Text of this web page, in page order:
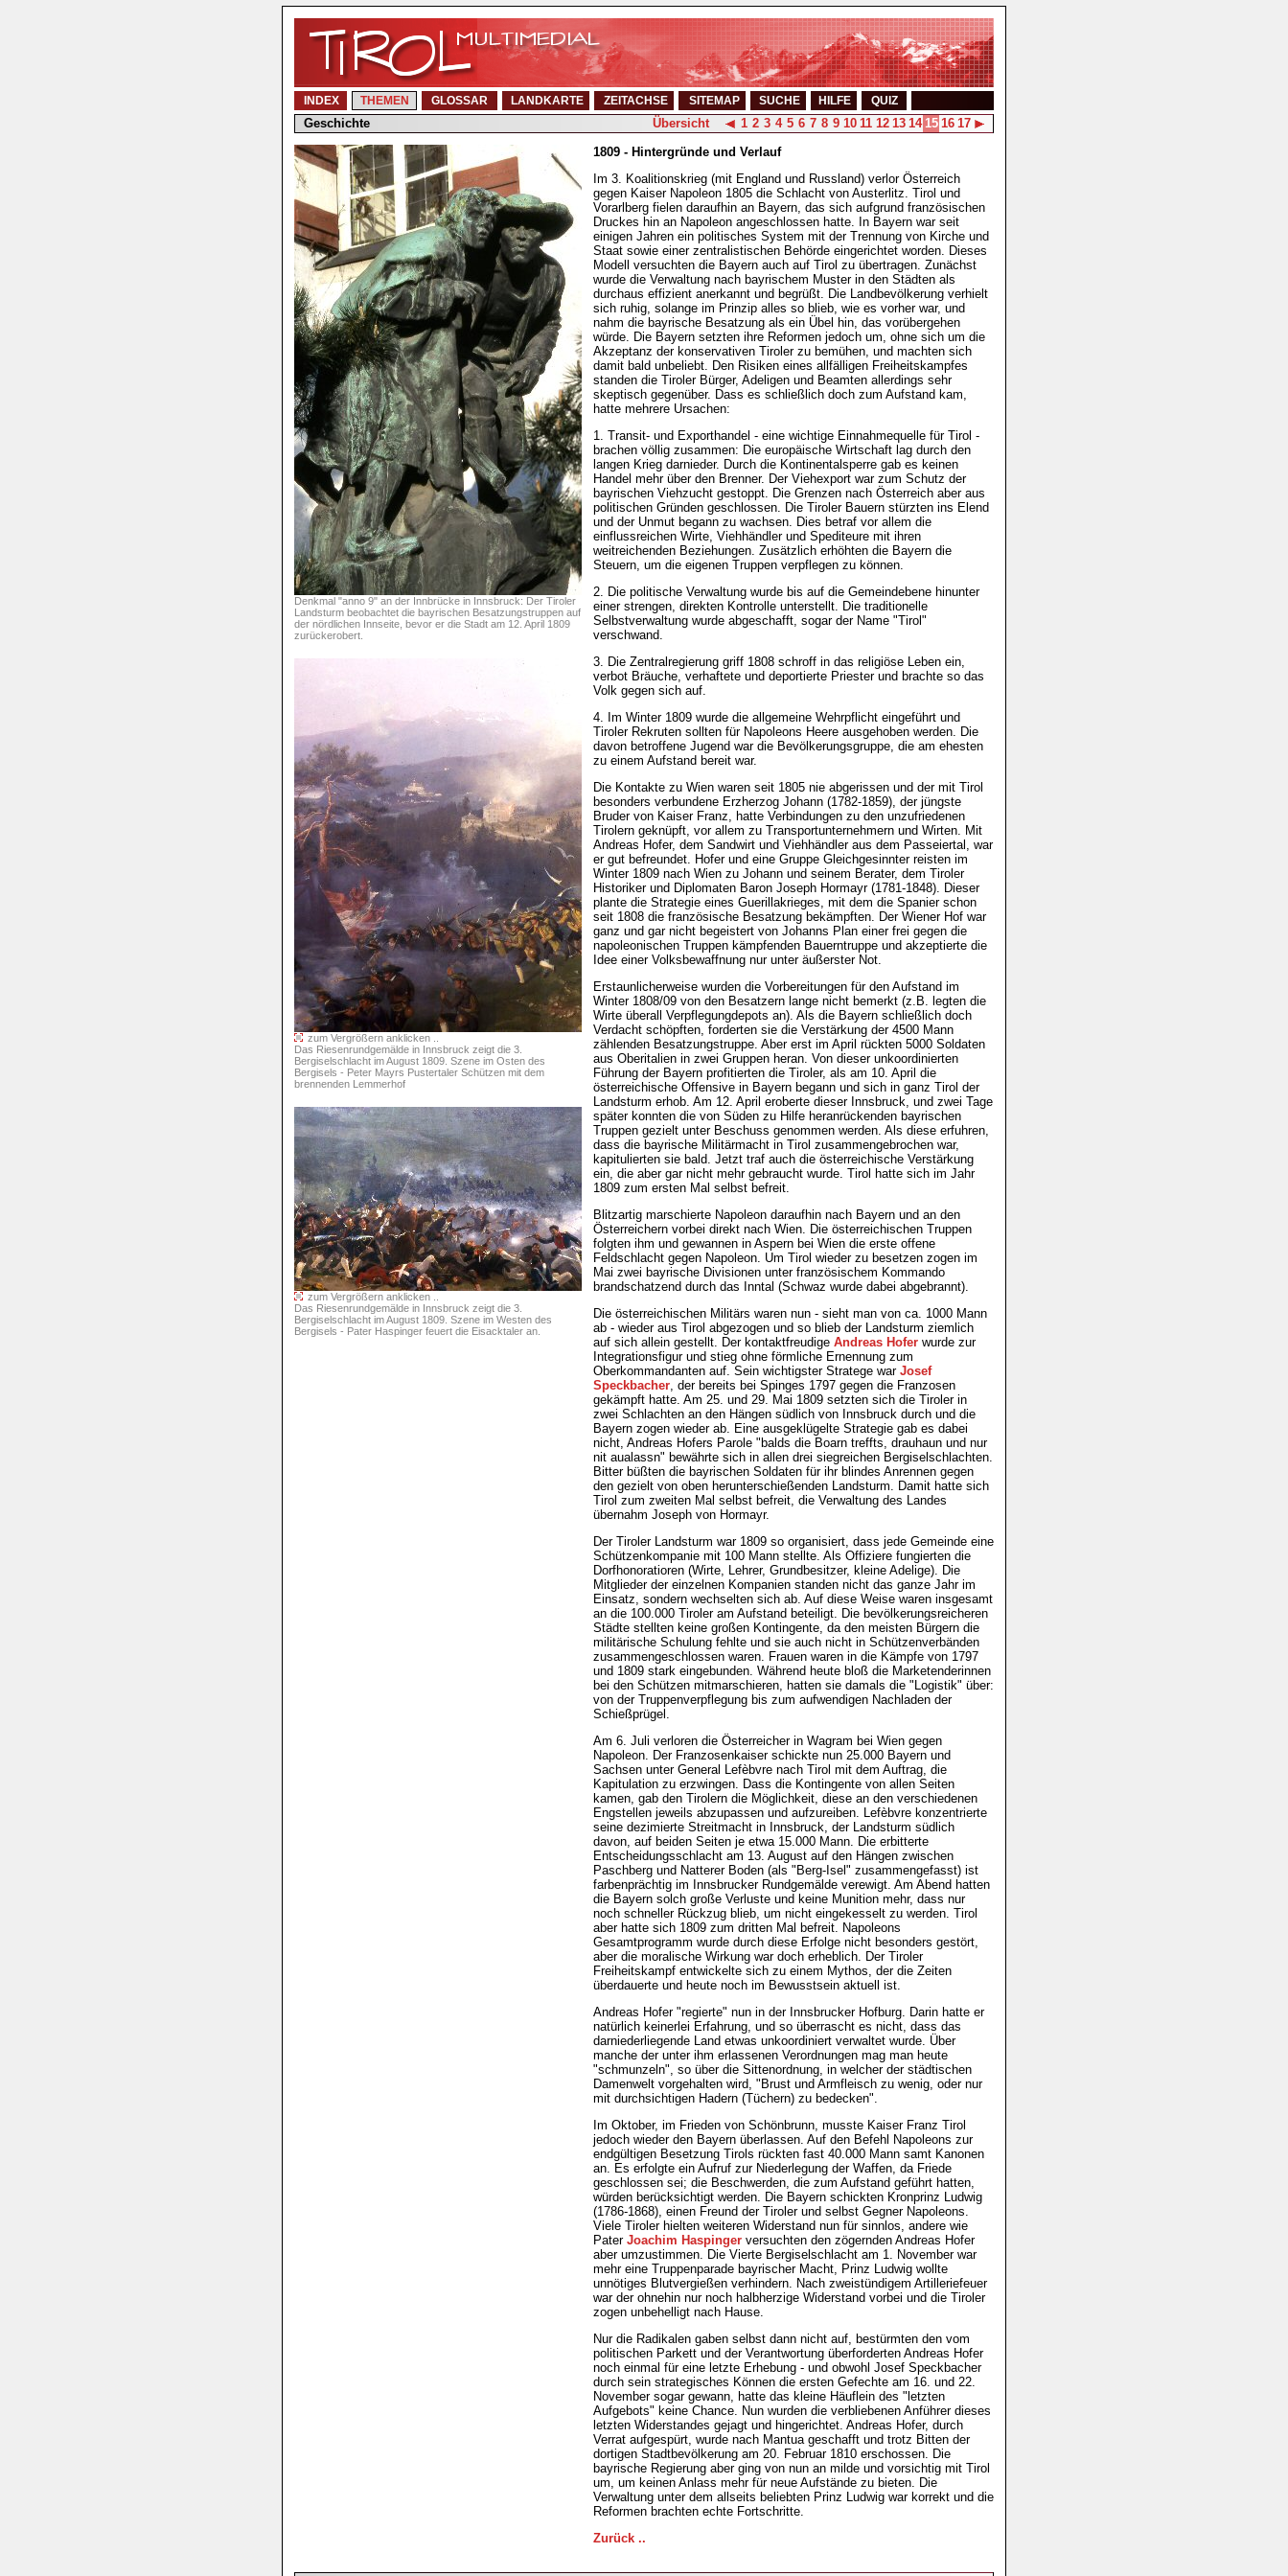
INDEX THEMEN GLOSSAR LANDKARTE ZEITACHSE SITEMAP SUCHE HILFE QUIZ
Geschichte Übersicht 1 2 3 4 5 6 7 8 9 10 11 12 13 14 15 16 17
Denkmal "anno 9" an der Innbrücke in Innsbruck: Der Tiroler
Landsturm beobachtet die bayrischen Besatzungstruppen auf
der nördlichen Innseite, bevor er die Stadt am 12. April 1809
zurückerobert.
zum Vergrößern anklicken ..
Das Riesenrundgemälde in Innsbruck zeigt die 3.
Bergiselschlacht im August 1809. Szene im Osten des
Bergisels - Peter Mayrs Pustertaler Schützen mit dem
brennenden Lemmerhof
zum Vergrößern anklicken ..
Das Riesenrundgemälde in Innsbruck zeigt die 3.
Bergiselschlacht im August 1809. Szene im Westen des
Bergisels - Pater Haspinger feuert die Eisacktaler an.
1809 - Hintergründe und Verlauf
Im 3. Koalitionskrieg (mit England und Russland) verlor Österreich
gegen Kaiser Napoleon 1805 die Schlacht von Austerlitz. Tirol und
Vorarlberg fielen daraufhin an Bayern, das sich aufgrund französischen
Druckes hin an Napoleon angeschlossen hatte. In Bayern war seit
einigen Jahren ein politisches System mit der Trennung von Kirche und
Staat sowie einer zentralistischen Behörde eingerichtet worden. Dieses
Modell versuchten die Bayern auch auf Tirol zu übertragen. Zunächst
wurde die Verwaltung nach bayrischem Muster in den Städten als
durchaus effizient anerkannt und begrüßt. Die Landbevölkerung verhielt
sich ruhig, solange im Prinzip alles so blieb, wie es vorher war, und
nahm die bayrische Besatzung als ein Übel hin, das vorübergehen
würde. Die Bayern setzten ihre Reformen jedoch um, ohne sich um die
Akzeptanz der konservativen Tiroler zu bemühen, und machten sich
damit bald unbeliebt. Den Risiken eines allfälligen Freiheitskampfes
standen die Tiroler Bürger, Adeligen und Beamten allerdings sehr
skeptisch gegenüber. Dass es schließlich doch zum Aufstand kam,
hatte mehrere Ursachen:
1. Transit- und Exporthandel - eine wichtige Einnahmequelle für Tirol -
brachen völlig zusammen: Die europäische Wirtschaft lag durch den
langen Krieg darnieder. Durch die Kontinentalsperre gab es keinen
Handel mehr über den Brenner. Der Viehexport war zum Schutz der
bayrischen Viehzucht gestoppt. Die Grenzen nach Österreich aber aus
politischen Gründen geschlossen. Die Tiroler Bauern stürzten ins Elend
und der Unmut begann zu wachsen. Dies betraf vor allem die
einflussreichen Wirte, Viehhändler und Spediteure mit ihren
weitreichenden Beziehungen. Zusätzlich erhöhten die Bayern die
Steuern, um die eigenen Truppen verpflegen zu können.
2. Die politische Verwaltung wurde bis auf die Gemeindebene hinunter
einer strengen, direkten Kontrolle unterstellt. Die traditionelle
Selbstverwaltung wurde abgeschafft, sogar der Name "Tirol"
verschwand.
3. Die Zentralregierung griff 1808 schroff in das religiöse Leben ein,
verbot Bräuche, verhaftete und deportierte Priester und brachte so das
Volk gegen sich auf.
4. Im Winter 1809 wurde die allgemeine Wehrpflicht eingeführt und
Tiroler Rekruten sollten für Napoleons Heere ausgehoben werden. Die
davon betroffene Jugend war die Bevölkerungsgruppe, die am ehesten
zu einem Aufstand bereit war.
Die Kontakte zu Wien waren seit 1805 nie abgerissen und der mit Tirol
besonders verbundene Erzherzog Johann (1782-1859), der jüngste
Bruder von Kaiser Franz, hatte Verbindungen zu den unzufriedenen
Tirolern geknüpft, vor allem zu Transportunternehmern und Wirten. Mit
Andreas Hofer, dem Sandwirt und Viehhändler aus dem Passeiertal, war
er gut befreundet. Hofer und eine Gruppe Gleichgesinnter reisten im
Winter 1809 nach Wien zu Johann und seinem Berater, dem Tiroler
Historiker und Diplomaten Baron Joseph Hormayr (1781-1848). Dieser
plante die Strategie eines Guerillakrieges, mit dem die Spanier schon
seit 1808 die französische Besatzung bekämpften. Der Wiener Hof war
ganz und gar nicht begeistert von Johanns Plan einer frei gegen die
napoleonischen Truppen kämpfenden Bauerntruppe und akzeptierte die
Idee einer Volksbewaffnung nur unter äußerster Not.
Erstaunlicherweise wurden die Vorbereitungen für den Aufstand im
Winter 1808/09 von den Besatzern lange nicht bemerkt (z.B. legten die
Wirte überall Verpflegungdepots an). Als die Bayern schließlich doch
Verdacht schöpften, forderten sie die Verstärkung der 4500 Mann
zählenden Besatzungstruppe. Aber erst im April rückten 5000 Soldaten
aus Oberitalien in zwei Gruppen heran. Von dieser unkoordinierten
Führung der Bayern profitierten die Tiroler, als am 10. April die
österreichische Offensive in Bayern begann und sich in ganz Tirol der
Landsturm erhob. Am 12. April eroberte dieser Innsbruck, und zwei Tage
später konnten die von Süden zu Hilfe heranrückenden bayrischen
Truppen gezielt unter Beschuss genommen werden. Als diese erfuhren,
dass die bayrische Militärmacht in Tirol zusammengebrochen war,
kapitulierten sie bald. Jetzt traf auch die österreichische Verstärkung
ein, die aber gar nicht mehr gebraucht wurde. Tirol hatte sich im Jahr
1809 zum ersten Mal selbst befreit.
Blitzartig marschierte Napoleon daraufhin nach Bayern und an den
Österreichern vorbei direkt nach Wien. Die österreichischen Truppen
folgten ihm und gewannen in Aspern bei Wien die erste offene
Feldschlacht gegen Napoleon. Um Tirol wieder zu besetzen zogen im
Mai zwei bayrische Divisionen unter französischem Kommando
brandschatzend durch das Inntal (Schwaz wurde dabei abgebrannt).
Die österreichischen Militärs waren nun - sieht man von ca. 1000 Mann
ab - wieder aus Tirol abgezogen und so blieb der Landsturm ziemlich
auf sich allein gestellt. Der kontaktfreudige Andreas Hofer wurde zur
Integrationsfigur und stieg ohne förmliche Ernennung zum
Oberkommandanten auf. Sein wichtigster Stratege war Josef
Speckbacher, der bereits bei Spinges 1797 gegen die Franzosen
gekämpft hatte. Am 25. und 29. Mai 1809 setzten sich die Tiroler in
zwei Schlachten an den Hängen südlich von Innsbruck durch und die
Bayern zogen wieder ab. Eine ausgeklügelte Strategie gab es dabei
nicht, Andreas Hofers Parole "balds die Boarn treffts, drauhaun und nur
nit aualassn" bewährte sich in allen drei siegreichen Bergiselschlachten.
Bitter büßten die bayrischen Soldaten für ihr blindes Anrennen gegen
den gezielt von oben herunterschießenden Landsturm. Damit hatte sich
Tirol zum zweiten Mal selbst befreit, die Verwaltung des Landes
übernahm Joseph von Hormayr.
Der Tiroler Landsturm war 1809 so organisiert, dass jede Gemeinde eine
Schützenkompanie mit 100 Mann stellte. Als Offiziere fungierten die
Dorfhonoratioren (Wirte, Lehrer, Grundbesitzer, kleine Adelige). Die
Mitglieder der einzelnen Kompanien standen nicht das ganze Jahr im
Einsatz, sondern wechselten sich ab. Auf diese Weise waren insgesamt
an die 100.000 Tiroler am Aufstand beteiligt. Die bevölkerungsreicheren
Städte stellten keine großen Kontingente, da den meisten Bürgern die
militärische Schulung fehlte und sie auch nicht in Schützenverbänden
zusammengeschlossen waren. Frauen waren in die Kämpfe von 1797
und 1809 stark eingebunden. Während heute bloß die Marketenderinnen
bei den Schützen mitmarschieren, hatten sie damals die "Logistik" über:
von der Truppenverpflegung bis zum aufwendigen Nachladen der
Schießprügel.
Am 6. Juli verloren die Österreicher in Wagram bei Wien gegen
Napoleon. Der Franzosenkaiser schickte nun 25.000 Bayern und
Sachsen unter General Lefèbvre nach Tirol mit dem Auftrag, die
Kapitulation zu erzwingen. Dass die Kontingente von allen Seiten
kamen, gab den Tirolern die Möglichkeit, diese an den verschiedenen
Engstellen jeweils abzupassen und aufzureiben. Lefèbvre konzentrierte
seine dezimierte Streitmacht in Innsbruck, der Landsturm südlich
davon, auf beiden Seiten je etwa 15.000 Mann. Die erbitterte
Entscheidungsschlacht am 13. August auf den Hängen zwischen
Paschberg und Natterer Boden (als "Berg-Isel" zusammengefasst) ist
farbenprächtig im Innsbrucker Rundgemälde verewigt. Am Abend hatten
die Bayern solch große Verluste und keine Munition mehr, dass nur
noch schneller Rückzug blieb, um nicht eingekesselt zu werden. Tirol
aber hatte sich 1809 zum dritten Mal befreit. Napoleons
Gesamtprogramm wurde durch diese Erfolge nicht besonders gestört,
aber die moralische Wirkung war doch erheblich. Der Tiroler
Freiheitskampf entwickelte sich zu einem Mythos, der die Zeiten
überdauerte und heute noch im Bewusstsein aktuell ist.
Andreas Hofer "regierte" nun in der Innsbrucker Hofburg. Darin hatte er
natürlich keinerlei Erfahrung, und so überrascht es nicht, dass das
darniederliegende Land etwas unkoordiniert verwaltet wurde. Über
manche der unter ihm erlassenen Verordnungen mag man heute
"schmunzeln", so über die Sittenordnung, in welcher der städtischen
Damenwelt vorgehalten wird, "Brust und Armfleisch zu wenig, oder nur
mit durchsichtigen Hadern (Tüchern) zu bedecken".
Im Oktober, im Frieden von Schönbrunn, musste Kaiser Franz Tirol
jedoch wieder den Bayern überlassen. Auf den Befehl Napoleons zur
endgültigen Besetzung Tirols rückten fast 40.000 Mann samt Kanonen
an. Es erfolgte ein Aufruf zur Niederlegung der Waffen, da Friede
geschlossen sei; die Beschwerden, die zum Aufstand geführt hatten,
würden berücksichtigt werden. Die Bayern schickten Kronprinz Ludwig
(1786-1868), einen Freund der Tiroler und selbst Gegner Napoleons.
Viele Tiroler hielten weiteren Widerstand nun für sinnlos, andere wie
Pater Joachim Haspinger versuchten den zögernden Andreas Hofer
aber umzustimmen. Die Vierte Bergiselschlacht am 1. November war
mehr eine Truppenparade bayrischer Macht, Prinz Ludwig wollte
unnötiges Blutvergießen verhindern. Nach zweistündigem Artilleriefeuer
war der ohnehin nur noch halbherzige Widerstand vorbei und die Tiroler
zogen unbehelligt nach Hause.
Nur die Radikalen gaben selbst dann nicht auf, bestürmten den vom
politischen Parkett und der Verantwortung überforderten Andreas Hofer
noch einmal für eine letzte Erhebung - und obwohl Josef Speckbacher
durch sein strategisches Können die ersten Gefechte am 16. und 22.
November sogar gewann, hatte das kleine Häuflein des "letzten
Aufgebots" keine Chance. Nun wurden die verbliebenen Anführer dieses
letzten Widerstandes gejagt und hingerichtet. Andreas Hofer, durch
Verrat aufgespürt, wurde nach Mantua geschafft und trotz Bitten der
dortigen Stadtbevölkerung am 20. Februar 1810 erschossen. Die
bayrische Regierung aber ging von nun an milde und vorsichtig mit Tirol
um, um keinen Anlass mehr für neue Aufstände zu bieten. Die
Verwaltung unter dem allseits beliebten Prinz Ludwig war korrekt und die
Reformen brachten echte Fortschritte.
Zurück ..